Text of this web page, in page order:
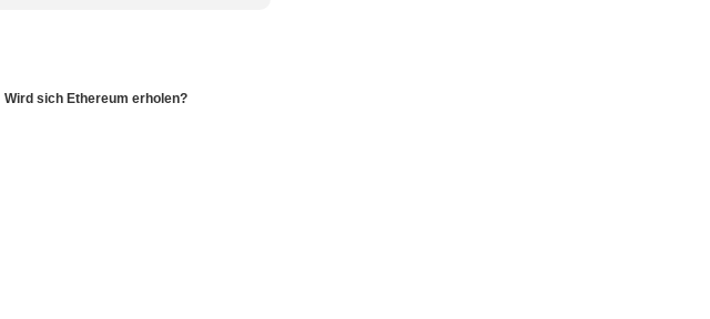
Wird sich Ethereum erholen?